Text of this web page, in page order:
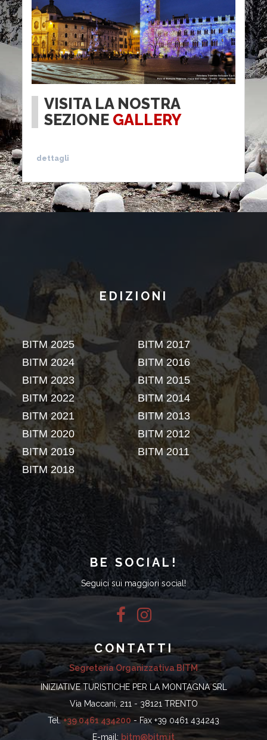
VISITA LA NOSTRA
SEZIONE GALLERY
dettagli
EDIZIONI
BE SOCIAL!
Seguici sui maggiori social!
CONTATTI
Segreteria Organizzativa BITM
INIZIATIVE TURISTICHE PER LA MONTAGNA SRL
Via Maccani, 211 - 38121 TRENTO
Tel.+39 0461 434200 - Fax +39 0461 434243
E-mail: bitm@bitm.it